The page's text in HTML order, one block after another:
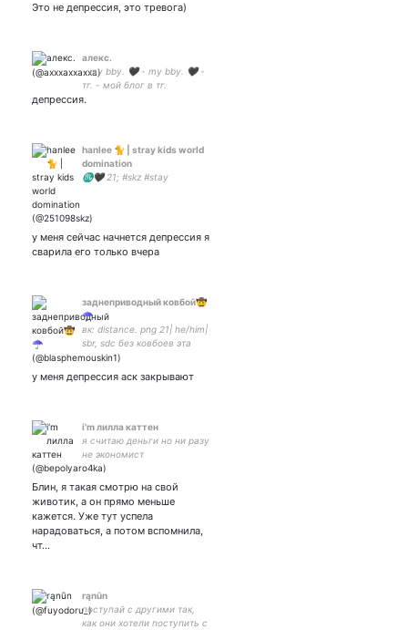
Это не депрессия, это тревога)
алекс.
- my bby. 🖤 - my bby. 🖤 -
тг. - мой блог в тг.
депрессия.
hanlee 🐈 | stray kids world
domination
♏🖤 21; #skz #stay
у меня сейчас начнется депрессия я
сварила его только вчера
заднеприводный ковбой🤠
☂️
вк: distance. png 21| he/him|
sbr, sdc без ковбоев эта
вечеринка отстой
у меня депрессия аск закрывают
i'm лилла каттен
я считаю деньги но ни разу
не экономист
Блин, я такая смотрю на свой
животик, а он прямо меньше
кажется. Уже тут успела
нарадоваться, а потом вспомнила,
чт…
rąnūn
поступай с другими так,
как они хотели поступить с